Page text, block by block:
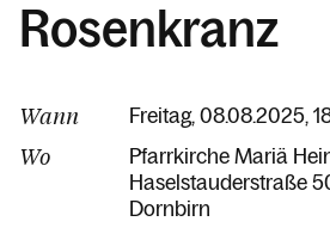
Rosenkranz
Wann Freitag, 08.08.2025,
Wo
Pfarrkirche Mariä
Haselstauderstraße
Dornbirn